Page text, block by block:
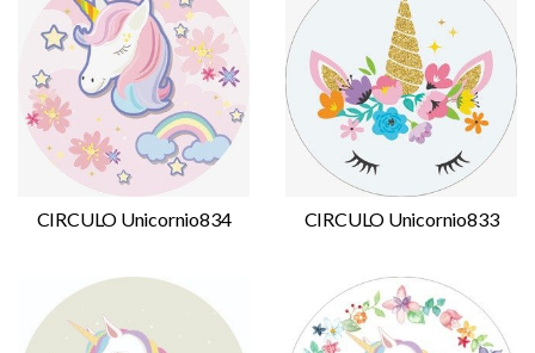
CIRCULO Unicornio834 CIRCULO Unicornio833